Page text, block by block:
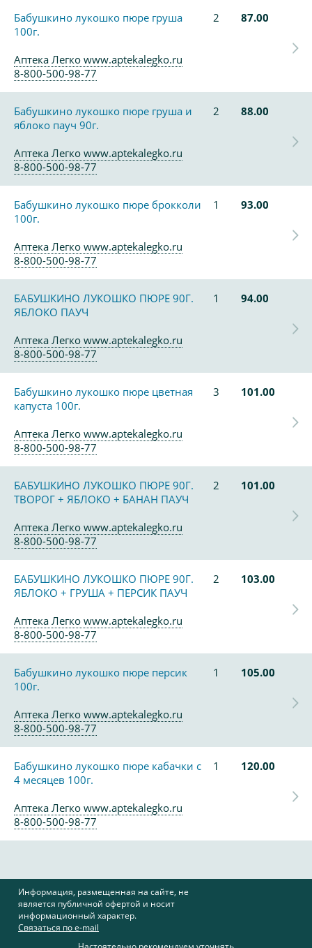
Бабушкино лукошко пюре груша
100г.
2 87.00
Аптека Легко www.aptekalegko.ru
8-800-500-98-77
Бабушкино лукошко пюре груша и
яблоко пауч 90г.
2 88.00
Аптека Легко www.aptekalegko.ru
8-800-500-98-77
Бабушкино лукошко пюре брокколи
100г.
1 93.00
Аптека Легко www.aptekalegko.ru
8-800-500-98-77
БАБУШКИНО ЛУКОШКО ПЮРЕ 90Г.
ЯБЛОКО ПАУЧ
1 94.00
Аптека Легко www.aptekalegko.ru
8-800-500-98-77
Бабушкино лукошко пюре цветная
капуста 100г.
3 101.00
Аптека Легко www.aptekalegko.ru
8-800-500-98-77
БАБУШКИНО ЛУКОШКО ПЮРЕ 90Г.
ТВОРОГ + ЯБЛОКО + БАНАН ПАУЧ
2 101.00
Аптека Легко www.aptekalegko.ru
8-800-500-98-77
БАБУШКИНО ЛУКОШКО ПЮРЕ 90Г.
ЯБЛОКО + ГРУША + ПЕРСИК ПАУЧ
2 103.00
Аптека Легко www.aptekalegko.ru
8-800-500-98-77
Бабушкино лукошко пюре персик
100г.
1 105.00
Аптека Легко www.aptekalegko.ru
8-800-500-98-77
Бабушкино лукошко пюре кабачки с
4 месяцев 100г.
1 120.00
Аптека Легко www.aptekalegko.ru
8-800-500-98-77
Информация, размещенная на сайте, не
является публичной офертой и носит
информационный характер.
Связаться по e-mail